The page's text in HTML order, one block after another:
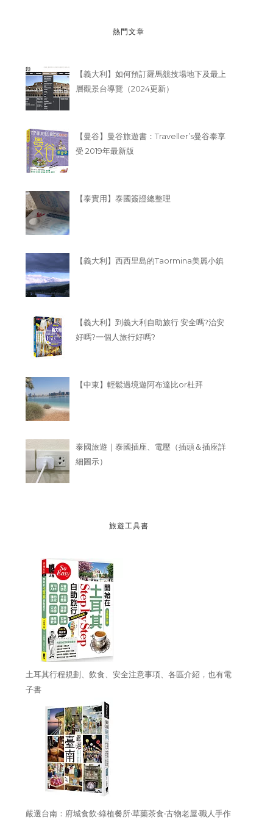
熱門文章
【義大利】如何預訂羅馬競技場地下及最上
層觀景台導覽（2024更新）
【曼谷】曼谷旅遊書：Traveller’s曼谷泰享
受 2019年最新版
【泰實用】泰國簽證總整理
【義大利】西西里島的Taormina美麗小鎮
【義大利】到義大利自助旅行 安全嗎?治安
好嗎?一個人旅行好嗎?
【中東】輕鬆過境遊阿布達比or杜拜
泰國旅遊｜泰國插座、電壓（插頭＆插座詳
細圖示）
旅遊工具書
土耳其行程規劃、飲食、安全注意事項、各區介紹，也有電
子書
嚴選台南：府城食飲‧綠植餐所‧草藥茶食‧古物老屋‧職人手作